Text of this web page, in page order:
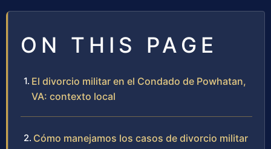
ON THIS PAGE
El divorcio militar en el Condado de Powhatan,
VA: contexto local
Cómo manejamos los casos de divorcio militar